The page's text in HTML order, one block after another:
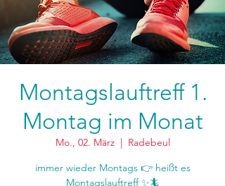
Montagslauftreff 1.
Montag im Monat
Mo., 02. März
  |
Radebeul
immer wieder Montags 👉 heißt es